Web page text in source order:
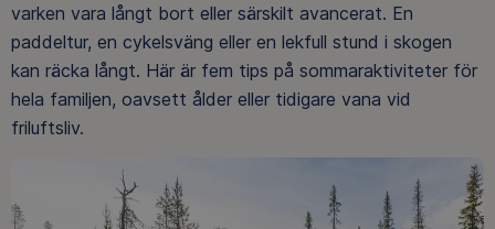
varken vara långt bort eller särskilt avancerat. En
paddeltur, en cykelsväng eller en lekfull stund i skogen
kan räcka långt. Här är fem tips på sommaraktiviteter för
hela familjen, oavsett ålder eller tidigare vana vid
friluftsliv.